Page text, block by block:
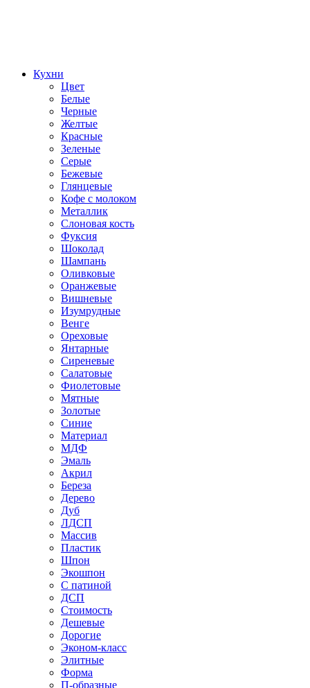
Кухни
Цвет
Белые
Черные
Желтые
Красные
Зеленые
Серые
Бежевые
Глянцевые
Кофе с молоком
Металлик
Слоновая кость
Фуксия
Шоколад
Шампань
Оливковые
Оранжевые
Вишневые
Изумрудные
Венге
Ореховые
Янтарные
Сиреневые
Салатовые
Фиолетовые
Мятные
Золотые
Синие
Материал
МДФ
Эмаль
Акрил
Береза
Дерево
Дуб
ЛДСП
Массив
Пластик
Шпон
Экошпон
С патиной
ДСП
Стоимость
Дешевые
Дорогие
Эконом-класс
Элитные
Форма
П-образные